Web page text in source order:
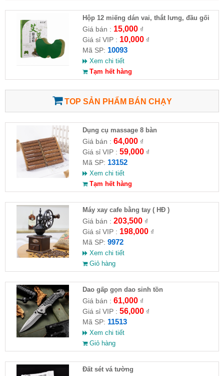
Hộp 12 miếng dán vai, thắt lưng, đầu gối
ngải cứu
Giá bán : 15,000₫
Giá sỉ VIP : 10,000₫
Mã SP: 10093
Xem chi tiết
Tạm hết hàng
TOP SẢN PHẨM BÁN CHẠY
Dụng cụ massage 8 bàn
Giá bán : 64,000₫
Giá sỉ VIP : 59,000₫
Mã SP: 13152
Xem chi tiết
Tạm hết hàng
Máy xay cafe bằng tay ( HĐ )
Giá bán : 203,500₫
Giá sỉ VIP : 198,000₫
Mã SP: 9972
Xem chi tiết
Giỏ hàng
Dao gấp gọn dao sinh tồn
Giá bán : 61,000₫
Giá sỉ VIP : 56,000₫
Mã SP: 11513
Xem chi tiết
Giỏ hàng
Đất sét vá tường